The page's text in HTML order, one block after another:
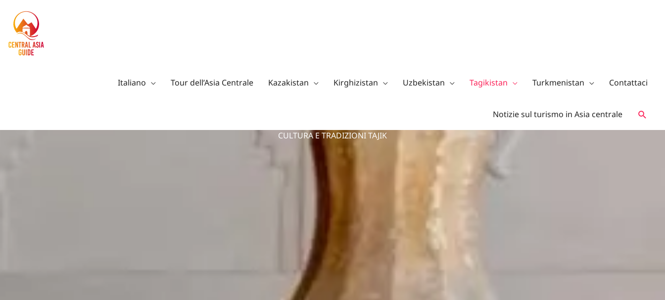
contenuto
Italiano Tour dell’Asia Centrale Kazakistan Kirghizistan Uzbekistan Tagikistan Turkmenistan Contattaci
Notizie sul turismo in Asia centrale
CULTURA E TRADIZIONI TAJIK